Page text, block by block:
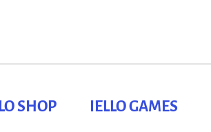
SHOP IELLO GAMES